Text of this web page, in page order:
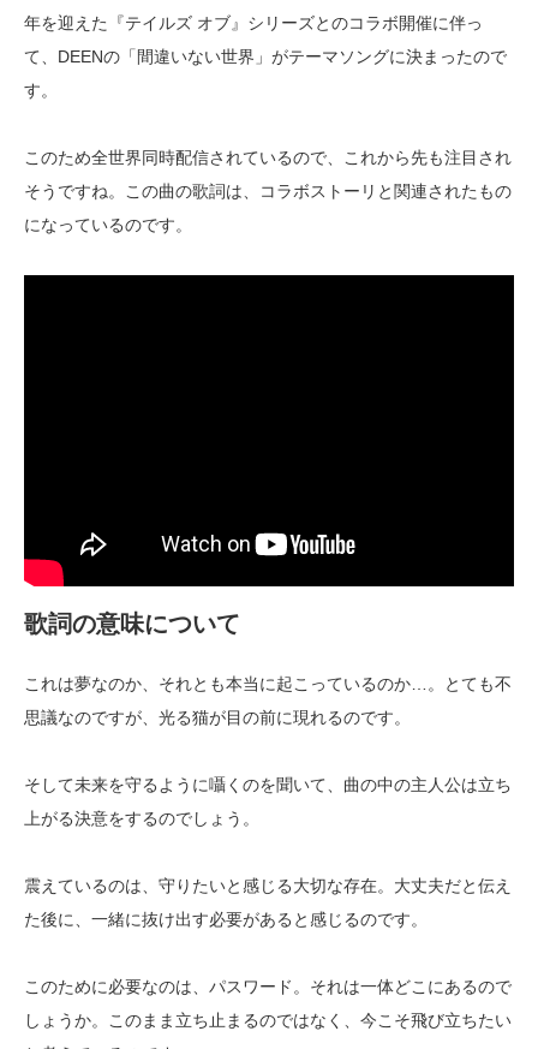
年を迎えた『テイルズ オブ』シリーズとのコラボ開催に伴っ
て、DEENの「間違いない世界」がテーマソングに決まったので
す。
このため全世界同時配信されているので、これから先も注目され
そうですね。この曲の歌詞は、コラボストーリと関連されたもの
になっているのです。
歌詞の意味について
これは夢なのか、それとも本当に起こっているのか…。とても不
思議なのですが、光る猫が目の前に現れるのです。
そして未来を守るように囁くのを聞いて、曲の中の主人公は立ち
上がる決意をするのでしょう。
震えているのは、守りたいと感じる大切な存在。大丈夫だと伝え
た後に、一緒に抜け出す必要があると感じるのです。
このために必要なのは、パスワード。それは一体どこにあるので
しょうか。このまま立ち止まるのではなく、今こそ飛び立ちたい